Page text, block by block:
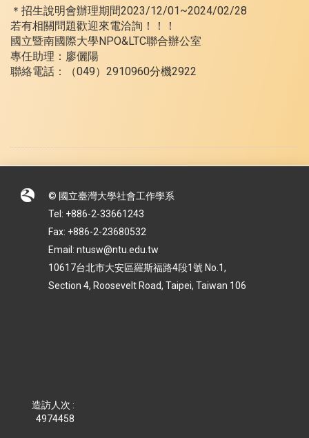
＊招生說明會辦理期間2023/12/01~2024/02/28
若有相關問題歡迎來電洽詢！！！
國立暨南國際大學NPO&LTC聯合辦公室
專任助理：廖儷陽
聯絡電話：（049）2910960分機2922
© 國立臺灣大學社會工作學系
Tel: +886-2-33661243
Fax: +886-2-23680532
Email: ntusw@ntu.edu.tw
10617台北市大安區羅斯福路4段1號 No.1,
Section 4, Roosevelt Road, Taipei, Taiwan 106
造訪人次 :
4974458